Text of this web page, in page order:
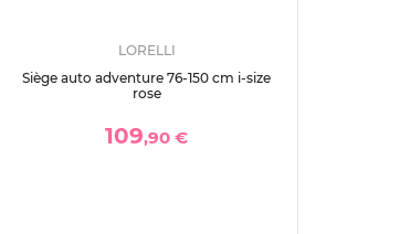
LORELLI
Siège auto adventure 76-150 cm i-size
rose
109,90 €